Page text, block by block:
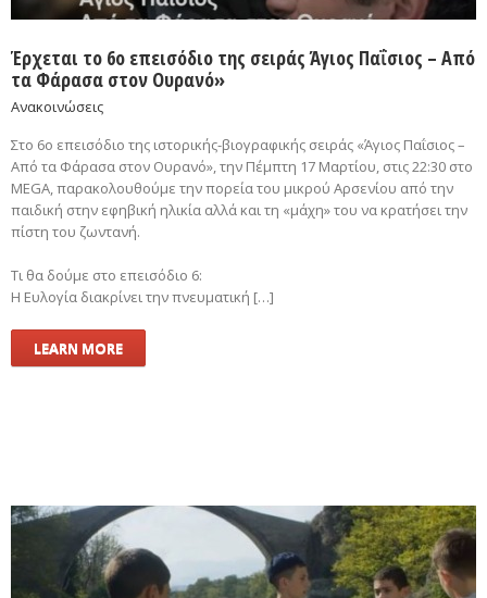
Έρχεται το 6ο επεισόδιο της σειράς Άγιος Παΐσιος – Από
τα Φάρασα στον Ουρανό»
Ανακοινώσεις
Στο 6ο επεισόδιο της ιστορικής-βιογραφικής σειράς «Άγιος Παΐσιος –
Από τα Φάρασα στον Ουρανό», την Πέμπτη 17 Μαρτίου, στις 22:30 στο
MEGA, παρακολουθούμε την πορεία του μικρού Αρσενίου από την
παιδική στην εφηβική ηλικία αλλά και τη «μάχη» του να κρατήσει την
πίστη του ζωντανή.
Τι θα δούμε στο επεισόδιο 6:
Η Ευλογία διακρίνει την πνευματική […]
LEARN MORE